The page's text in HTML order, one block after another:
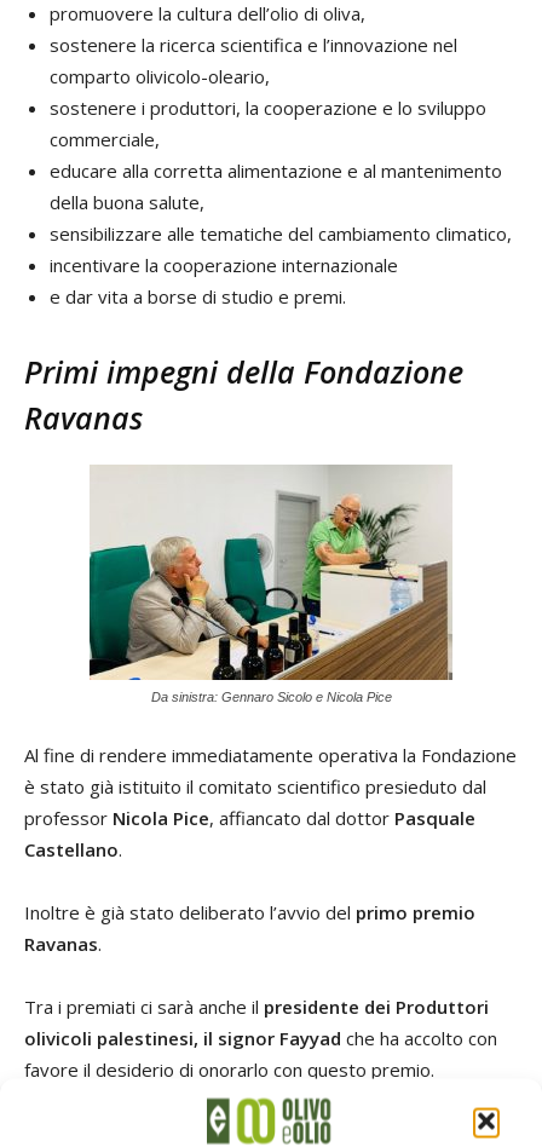
promuovere la cultura dell’olio di oliva,
sostenere la ricerca scientifica e l’innovazione nel
comparto olivicolo-oleario,
sostenere i produttori, la cooperazione e lo sviluppo
commerciale,
educare alla corretta alimentazione e al mantenimento
della buona salute,
sensibilizzare alle tematiche del cambiamento climatico,
incentivare la cooperazione internazionale
e dar vita a borse di studio e premi.
Primi impegni della Fondazione
Ravanas
Da sinistra: Gennaro Sicolo e Nicola Pice
Al fine di rendere immediatamente operativa la Fondazione
è stato già istituito il comitato scientifico presieduto dal
professor Nicola Pice, affiancato dal dottor Pasquale
Castellano.
Inoltre è già stato deliberato l’avvio del primo premio
Ravanas.
Tra i premiati ci sarà anche il presidente dei Produttori
olivicoli palestinesi, il signor Fayyad che ha accolto con
favore il desiderio di onorarlo con questo premio.